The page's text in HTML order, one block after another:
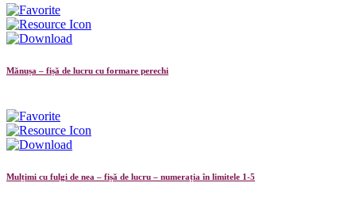
Mănușa – fișă de lucru cu formare perechi
Mulțimi cu fulgi de nea – fișă de lucru – numerația în limitele 1-5